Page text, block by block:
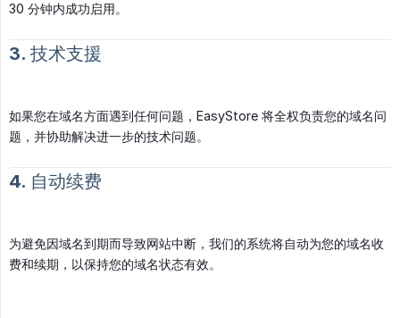
30 分钟内成功启用。
3. 技术支援
如果您在域名方面遇到任何问题，EasyStore 将全权负责您的域名问
题，并协助解决进一步的技术问题。
4. 自动续费
为避免因域名到期而导致网站中断，我们的系统将自动为您的域名收
费和续期，以保持您的域名状态有效。